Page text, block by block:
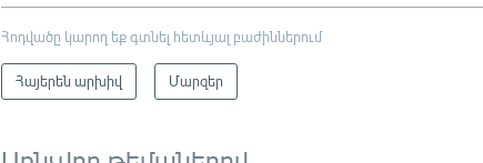
Հոդվածը կարող եք գտնել հետևյալ բաժիններում
Հայերեն արխիվ Մարզեր